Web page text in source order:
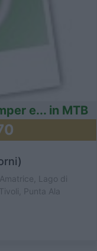
e... in MTB
Lago di
Punta Ala